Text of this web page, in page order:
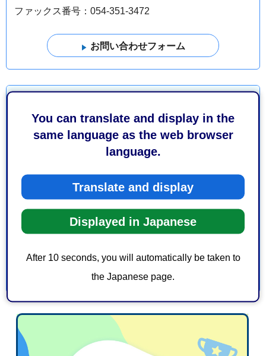
You can translate and display in the
same language as the web browser
language.
Translate and display
Displayed in Japanese
After 10 seconds, you will automatically be taken to
the Japanese page.
ファックス番号：054-351-3472
見をお聞かせください
このページの情報は役に立ちましたか？
3：役に立たなかった
このページの情報は見つけやすかったですか？
1：見つけやすかった
2：ふつう
3：見つけにくかった